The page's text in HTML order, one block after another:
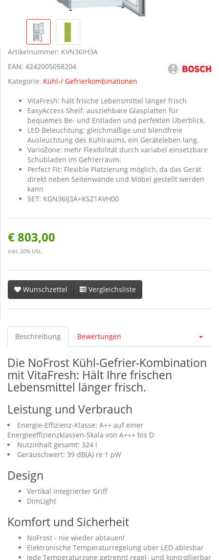
Artikelnummer: KVN36IH3A
EAN: 4242005058204
Kategorie: Kühl-/ Gefrierkombinationen
VitaFresh: hält frische Lebensmittel länger frisch
EasyAccess Shelf: ausziehbare Glasplatten für
bequemes Be- und Entladen und perfekten Überblick.
LED Beleuchtung: gleichmäßige und blendfreie
Ausleuchtung des Kühlraums, ein Geräteleben lang.
VarioZone: mehr Flexibilität durch variabel einsetzbare
Schubladen im Gefrierraum.
Perfect Fit: Flexible Platzierung möglich, da das Gerät
direkt neben Seitenwände und Möbel gestellt werden
kann
SET: KGN36IJ3A+KSZ1AVH00
€ 803,00
inkl. 20% USt.
Wunschzettel Vergleichsliste
Beschreibung Bewertungen
Die NoFrost Kühl-Gefrier-Kombination
mit VitaFresh: Hält Ihre frischen
Lebensmittel länger frisch.
Leistung und Verbrauch
Energie-Effizienz-Klasse: A++ auf einer
Energieeffizienzklassen-Skala von A+++ bis D
Nutzinhalt gesamt: 324 l
Geräuschwert: 39 dB(A) re 1 pW
Design
Vertikal integrierter Griff
DimLight
Komfort und Sicherheit
NoFrost - nie wieder abtauen!
Elektronische Temperaturregelung über LED ablesbar
Jede Temperaturzone getrennt regel- und kontrollierbar